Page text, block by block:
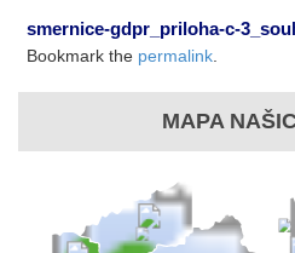
smernice-gdpr_priloha-c-
Bookmark the permalink
MAPA